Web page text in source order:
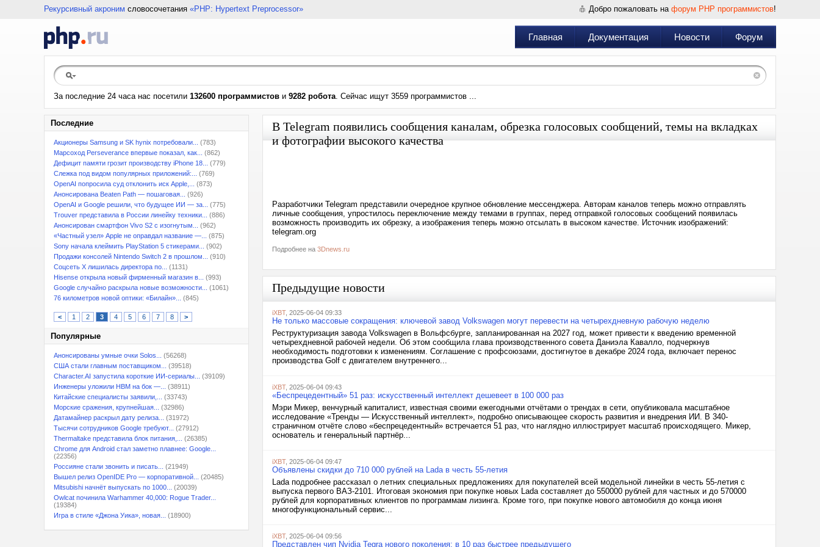
Рекурсивный акроним словосочетания «PHP: Hypertext Preprocessor» Добро пожаловать на форум PHP программистов!
Главная Документация Новости Форум
За последние 24 часа нас посетили 132600 программистов и 9282 робота. Сейчас ищут 3559 программистов ...
Последние
Акционеры Samsung и SK hynix потребовали...
(783)
Марсоход Perseverance впервые показал, как...
(862)
Дефицит памяти грозит производству iPhone 18...
(779)
Слежка под видом популярных приложений:...
(769)
OpenAI попросила суд отклонить иск Apple,...
(873)
Анонсирована Beaten Path — пошаговая...
(926)
OpenAI и Google решили, что будущее ИИ — за...
(775)
Trouver представила в России линейку техники...
(886)
Анонсирован смартфон Vivo S2 с изогнутым...
(962)
«Частный узел» Apple не оправдал название —...
(875)
Sony начала клеймить PlayStation 5 стикерами...
(902)
Продажи консолей Nintendo Switch 2 в прошлом...
(910)
Соцсеть X лишилась директора по...
(1131)
Hisense открыла новый фирменный магазин в...
(993)
Google случайно раскрыла новые возможности...
(1061)
76 километров новой оптики: «Билайн»...
(845)
< 1 2 3 4 5 6 7 8 >
Популярные
Анонсированы умные очки Solos...
(56268)
США стали главным поставщиком...
(39518)
Character.AI запустила короткие ИИ-сериалы...
(39109)
Инженеры уложили HBM на бок —...
(38911)
Китайские специалисты заявили,...
(33743)
Морские сражения, крупнейшая...
(32986)
Датамайнер раскрыл дату релиза...
(31972)
Тысячи сотрудников Google требуют...
(27912)
Thermaltake представила блок питания,...
(26385)
Chrome для Android стал заметно плавнее: Google...
(22356)
Россияне стали звонить и писать...
(21949)
Вышел релиз OpenIDE Pro — корпоративной...
(20485)
Mitsubishi начнёт выпускать по 1000...
(20039)
Owlcat починила Warhammer 40,000: Rogue Trader...
(19384)
Игра в стиле «Джона Уика», новая...
(18900)
В Telegram появились сообщения каналам, обрезка голосовых сообщений, темы на вкладках
и фотографии высокого качества
Разработчики Telegram представили очередное крупное обновление мессенджера. Авторам каналов теперь можно отправлять
личные сообщения, упростилось переключение между темами в группах, перед отправкой голосовых сообщений появилась
возможность производить их обрезку, а изображения теперь можно отсылать в высоком качестве. Источник изображений:
telegram.org
Подробнее на 3Dnews.ru
Предыдущие новости
iXBT, 2025-06-04 09:33
Не только массовые сокращения: ключевой завод Volkswagen могут перевести на четырехдневную рабочую неделю
Реструктуризация завода Volkswagen в Вольфсбурге, запланированная на 2027 год, может привести к введению временной
четырехдневной рабочей недели. Об этом сообщила глава производственного совета Даниэла Кавалло, подчеркнув
необходимость подготовки к изменениям. Соглашение с профсоюзами, достигнутое в декабре 2024 года, включает перенос
производства Golf с двигателем внутреннего...
iXBT, 2025-06-04 09:43
«Беспрецедентный» 51 раз: искусственный интеллект дешевеет в 100 000 раз
Мэри Микер, венчурный капиталист, известная своими ежегодными отчётами о трендах в сети, опубликовала масштабное
исследование «Тренды — Искусственный интеллект», подробно описывающее скорость развития и внедрения ИИ. В 340-
страничном отчёте слово «беспрецедентный» встречается 51 раз, что наглядно иллюстрирует масштаб происходящего. Микер,
основатель и генеральный партнёр...
iXBT, 2025-06-04 09:47
Объявлены скидки до 710 000 рублей на Lada в честь 55-летия
Lada подробнее рассказал о летних специальных предложениях для покупателей всей модельной линейки в честь 55-летия с
выпуска первого ВАЗ-2101. Итоговая экономия при покупке новых Lada составляет до 550000 рублей для частных и до 570000
рублей для корпоративных клиентов по программам лизинга. Кроме того, при покупке нового автомобиля до конца июня
многофункциональный сервис...
iXBT, 2025-06-04 09:56
Представлен чип Nvidia Tegra нового поколения: в 10 раз быстрее предыдущего